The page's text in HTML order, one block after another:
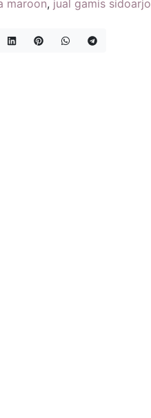
maroon, jual gamis sidoarjo